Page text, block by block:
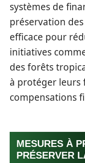
systèmes de
préservation
efficace pour
initiatives
des forêts
à protéger leurs
compensations
MESURES À
PRÉSERVER